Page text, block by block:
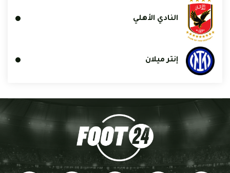
النادي الأهلي
إنتر ميلان